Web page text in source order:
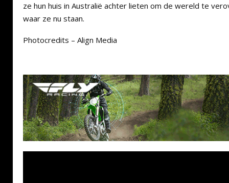
ze hun huis in Australië achter lieten om de wereld te
waar ze nu staan.
Photocredits – Align Media